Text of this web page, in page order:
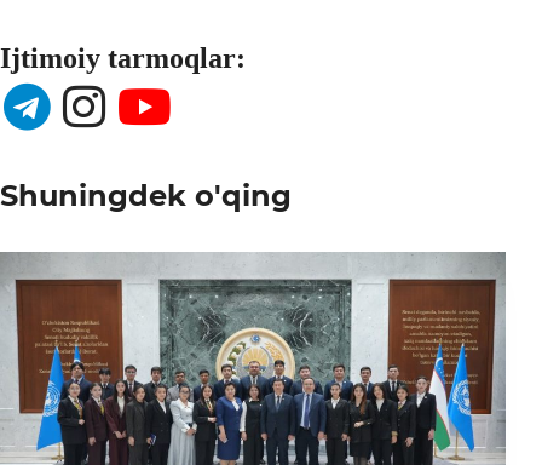
Ijtimoiy tarmoqlar:
Shuningdek o'qing